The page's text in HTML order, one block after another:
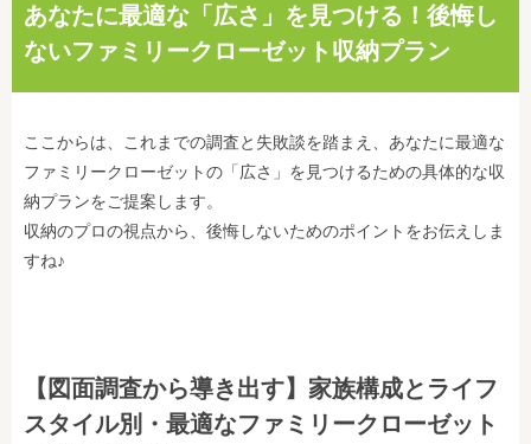
あなたに最適な「広さ」を見つける！後悔し
ないファミリークローゼット収納プラン
ここからは、これまでの調査と失敗談を踏まえ、あなたに最適な
ファミリークローゼットの「広さ」を見つけるための具体的な収
納プランをご提案します。
収納のプロの視点から、後悔しないためのポイントをお伝えしま
すね♪
【図面調査から導き出す】家族構成とライフ
スタイル別・最適なファミリークローゼット